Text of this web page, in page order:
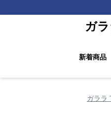
ガ
新着商品
ガララ